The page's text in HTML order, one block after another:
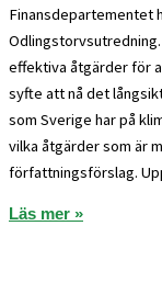
Finansdepartementet
effektiva åtgärder för
syfte att nå det
som Sverige har på
vilka åtgärder som är
författningsförslag.
Läs mer »